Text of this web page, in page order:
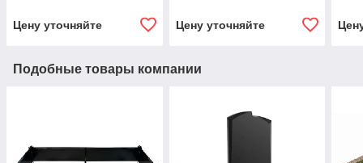
Цену уточняйте Цену уточняйте
Подобные товары компании